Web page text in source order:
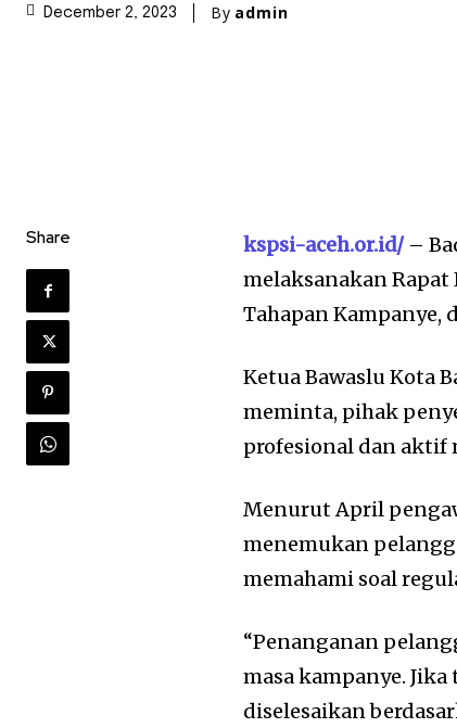
December 2, 2023 By admin
Share kspsi-aceh.or.id/–
melaksanakan Rapat
Tahapan Kampanye,
Ketua Bawaslu Kota
meminta, pihak
profesional dan aktif
Menurut April
menemukan
memahami soal
“Penanganan
masa kampanye.
diselesaikan